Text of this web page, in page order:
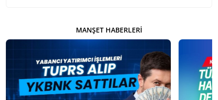
MANŞET HABERLERI